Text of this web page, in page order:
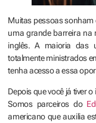
Muitas pessoas
uma grande barreira na
inglês. A maioria das
totalmente ministrados
tenha acesso a essa
Depois que você já tiver
Somos parceiros do
americano que auxilia